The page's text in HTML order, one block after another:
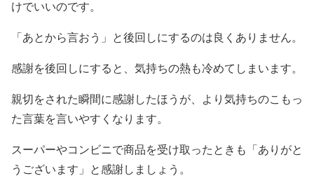
けでいいのです。
「あとから言おう」と後回しにするのは良くありません。
感謝を後回しにすると、気持ちの熱も冷めてしまいます。
親切をされた瞬間に感謝したほうが、より気持ちのこもっ
た言葉を言いやすくなります。
スーパーやコンビニで商品を受け取ったときも「ありがと
うございます」と感謝しましょう。